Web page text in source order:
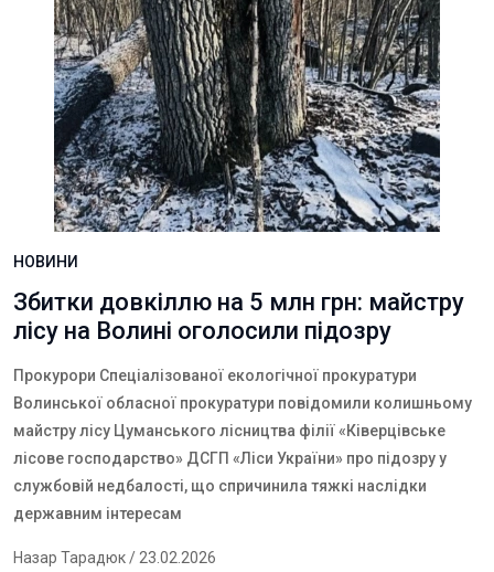
НОВИНИ
Збитки довкіллю на 5 млн грн: майстру
лісу на Волині оголосили підозру
Прокурори Спеціалізованої екологічної прокуратури
Волинської обласної прокуратури повідомили колишньому
майстру лісу Цуманського лісництва філії «Ківерцівське
лісове господарство» ДСГП «Ліси України» про підозру у
службовій недбалості, що спричинила тяжкі наслідки
державним інтересам
Назар Тарадюк/ 23.02.2026